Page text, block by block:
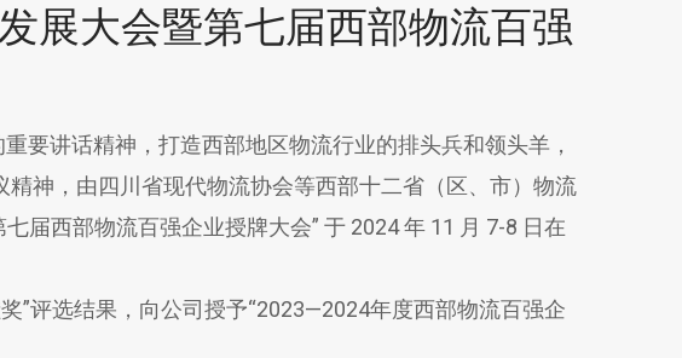
展大会暨第七届西部物流百强
讲话精神，打造西部地区物流行业的排头兵和领头羊，
神，由四川省现代物流协会等西部十二省（区、市）物流
届西部物流百强企业授牌大会” 于 2024 年 11 月 7-8 日在
评选结果，向公司授予“2023—2024年度西部物流百强企